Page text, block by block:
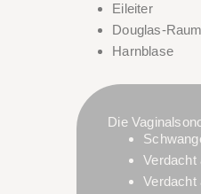
Eileiter
Douglas-Raum
Harnblase
Die
Verdacht
Verdacht